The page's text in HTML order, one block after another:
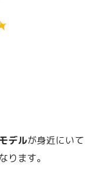
デルが身近にいて
ります。